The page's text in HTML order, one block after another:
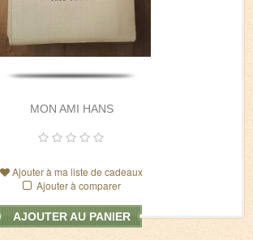
MON AMI HANS
Ajouter à ma liste de cadeaux
Ajouter à comparer
AJOUTER AU PANIER